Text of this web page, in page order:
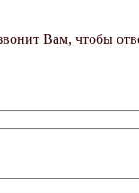
Вам, чтобы